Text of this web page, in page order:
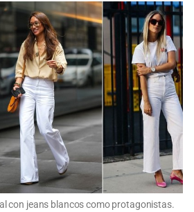
con jeans blancos como protagonistas.